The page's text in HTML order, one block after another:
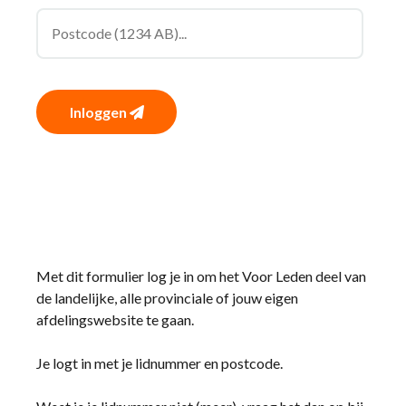
Inloggen
Met dit formulier log je in om het Voor Leden deel van
de landelijke, alle provinciale of jouw eigen
afdelingswebsite te gaan.
Je logt in met je lidnummer en postcode.